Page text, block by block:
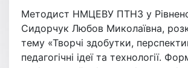
Методист НМЦЕВУ ПТНЗ у
Сидорчук Любов Миколаївна,
тему «Творчі здобутки,
педагогічні ідеї та технології.